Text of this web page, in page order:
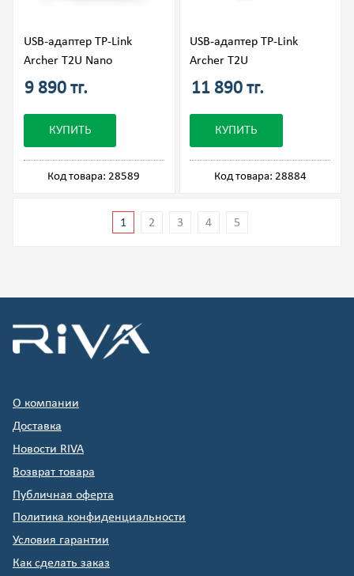
USB-адаптер TP-Link
Archer T2U Nano
9 890 тг.
КУПИТЬ
Код товара: 28589
USB-адаптер TP-Link
Archer T2U
11 890 тг.
КУПИТЬ
Код товара: 28884
1 2 3 4 5
О компании
Доставка
Новости RIVA
Возврат товара
Публичная оферта
Политика конфиденциальности
Условия гарантии
Как сделать заказ